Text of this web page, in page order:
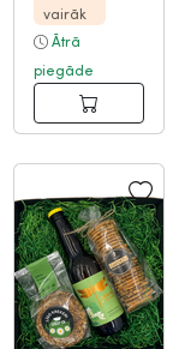
vairāk
Ātrā
piegāde